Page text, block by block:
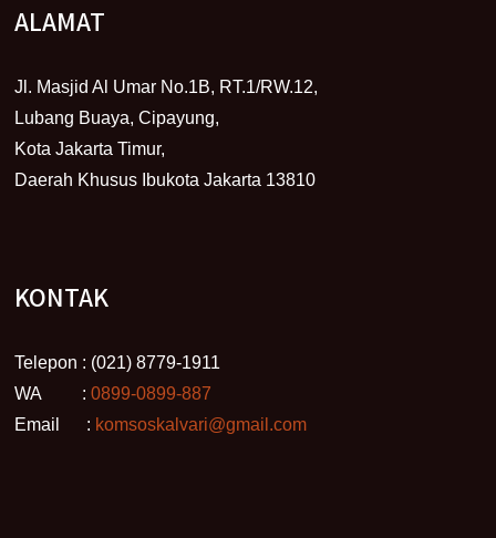
ALAMAT
Jl. Masjid Al Umar No.1B, RT.1/RW.12,
Lubang Buaya, Cipayung,
Kota Jakarta Timur,
Daerah Khusus Ibukota Jakarta 13810
KONTAK
Telepon : (021) 8779-1911
WA :0899-0899-887
Email : komsoskalvari@gmail.com